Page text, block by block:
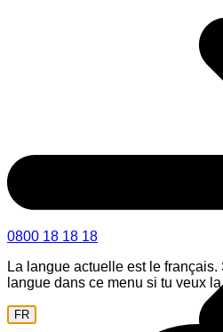
0800 18 18 18
La langue actuelle est le
langue dans ce menu si tu veux la
FR